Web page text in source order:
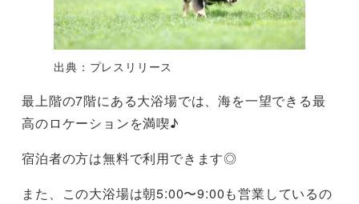
出典：プレスリリース
最上階の7階にある大浴場では、海を一望できる最
高のロケーションを満喫♪
宿泊者の方は無料で利用できます◎
また、この大浴場は朝5:00〜9:00も営業しているの